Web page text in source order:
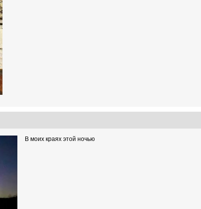
В моих краях этой ночью